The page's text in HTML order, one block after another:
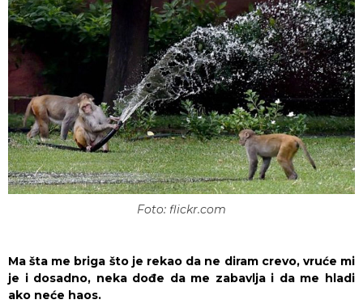
Foto: flickr.com
Ma šta me briga što je rekao da ne diram crevo, vruće mi
je i dosadno, neka dođe da me zabavlja i da me hladi
ako neće haos.